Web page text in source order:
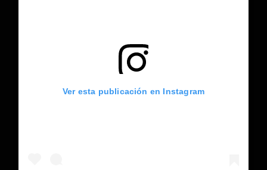
Ver esta publicación en Instagram